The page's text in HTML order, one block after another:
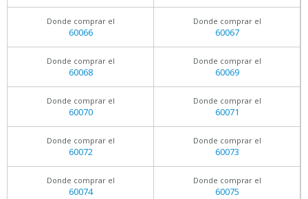
Donde comprar el
60066
Donde comprar el
60067
Donde comprar el
60068
Donde comprar el
60069
Donde comprar el
60070
Donde comprar el
60071
Donde comprar el
60072
Donde comprar el
60073
Donde comprar el
60074
Donde comprar el
60075